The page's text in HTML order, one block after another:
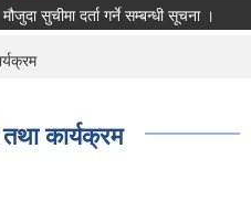
मौजुदा सुचीमा दर्ता गर्ने सम्बन्धी सूचना ।
कार्यक्रम